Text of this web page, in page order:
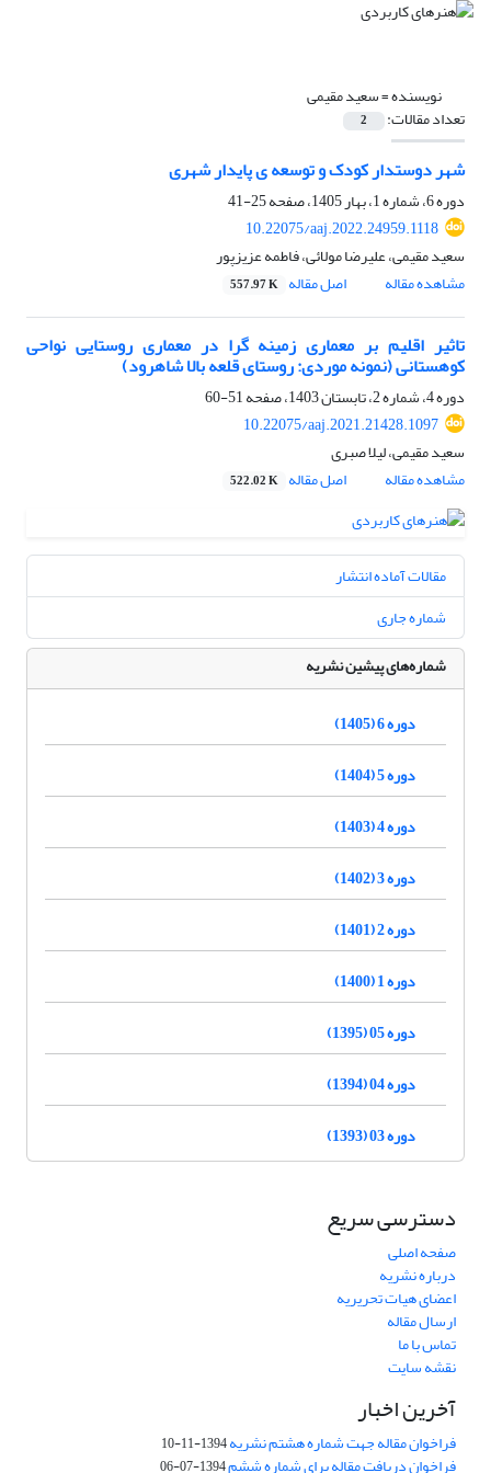
نویسنده =سعید مقیمی
تعداد مقالات: 2
شهر دوستدار کودک و توسعه ی پایدار شهری
دوره 6، شماره 1، بهار 1405، صفحه
25-41
10.22075/aaj.2022.24959.1118
سعید مقیمی، علیرضا مولائی، فاطمه عزیزپور
مشاهده مقاله
اصل مقاله 557.97 K
تاثیر اقلیم بر معماری زمینه گرا در معماری روستایی نواحی
کوهستانی (نمونه موردی: روستای قلعه بالا شاهرود)
دوره 4، شماره 2، تابستان 1403، صفحه
51-60
10.22075/aaj.2021.21428.1097
سعید مقیمی، لیلا صبری
مشاهده مقاله
اصل مقاله 522.02 K
مقالات آماده انتشار
شماره جاری
شماره‌های پیشین نشریه
دوره 6 (1405)
دوره 5 (1404)
دوره 4 (1403)
دوره 3 (1402)
دوره 2 (1401)
دوره 1 (1400)
دوره 05 (1395)
دوره 04 (1394)
دوره 03 (1393)
دسترسی سریع
صفحه اصلی
درباره نشریه
اعضای هیات تحریریه
ارسال مقاله
تماس با ما
نقشه سایت
آخرین اخبار
فراخوان مقاله جهت شماره هشتم نشریه1394-11-10
فراخوان دریافت مقاله برای شماره ششم1394-07-06